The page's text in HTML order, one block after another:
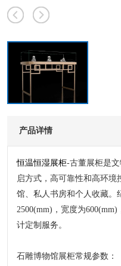
产品详情
恒温恒湿展柜-古董展柜是
启方式，高可靠性和高环境
馆、私人书房和个人收藏。
2500(mm)，宽度为
计定制服务。
石雕博物馆展柜常规参数：